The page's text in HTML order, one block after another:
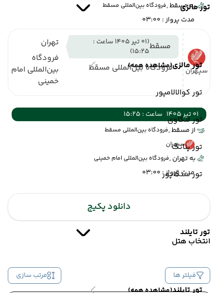
تور مالزی
تور مالزی(مشاهده همه)
تور کوالالامپور
تور لنکاوی
تور پنانگ
تور سنگاپور
تور تایلند
تور تایلند(مشاهده همه)
به مسقط ,فرودگاه بین‌المللی مسقط
مدت پرواز : 03:00
سپهران
مسقط
(01 تیر 1405 ساعت :
15:25)
فرودگاه بین‌المللی مسقط
تهران
فرودگاه
بین‌المللی امام
خمینی
01 تیر 1405
ساعت : 15:25
از مسقط ,فرودگاه بین‌المللی مسقط
سپهران
به تهران ,فرودگاه بین‌المللی امام خمینی
مدت پرواز : 03:00
دانلود پکیج
انتخاب هتل
فیلتر ها مرتب سازی